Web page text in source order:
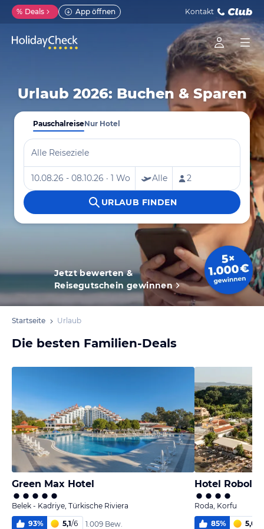
% Deals App öffnen Kontakt
Urlaub 2026: Buchen & Sparen
Jetzt bewerten &
Reisegutschein gewinnen
Startseite Urlaub
Die besten Familien-Deals
Green Max Hotel
Belek - Kadriye, Türkische Riviera
93% 5,1/6
1.009 Bew.
Hotel Robolla
Roda, Korfu
85% 5,0